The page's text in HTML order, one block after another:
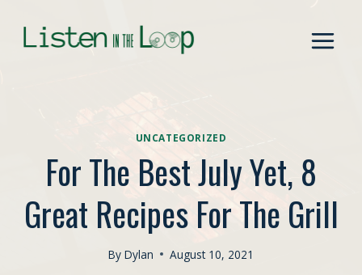
content
UNCATEGORIZED
For The Best July Yet, 8
Great Recipes For The Grill
By Dylan August 10, 2021